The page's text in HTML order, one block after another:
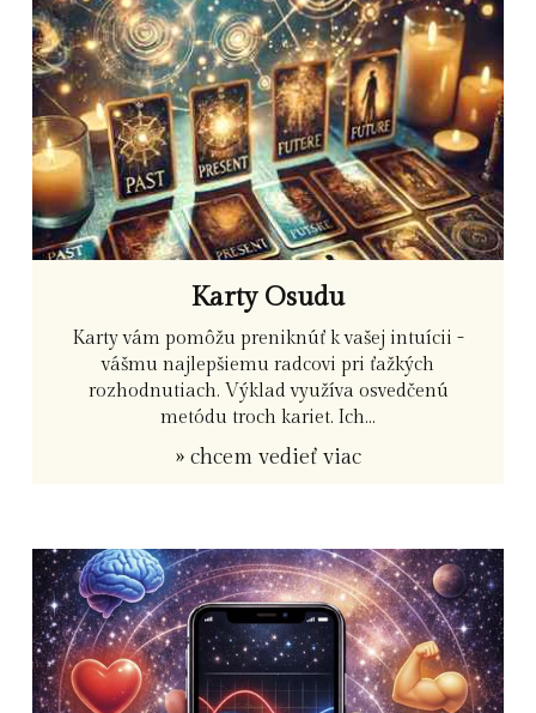
Karty Osudu
Karty vám pomôžu preniknúť k vašej intuícii -
vášmu najlepšiemu radcovi pri ťažkých
rozhodnutiach. Výklad využíva osvedčenú
metódu troch kariet. Ich...
» chcem vedieť viac